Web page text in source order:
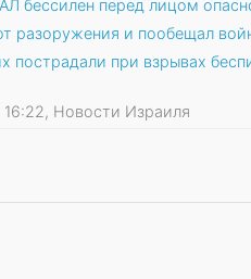
бессилен перед лицом
разоружения и пообещал
пострадали при взрывах
Новости Израиля